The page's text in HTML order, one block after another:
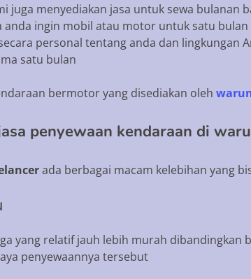
juga menyediakan jasa untuk sewa
anda ingin mobil atau motor untuk satu
personal tentang anda dan lingkungan
satu bulan
bermotor yang disediakan oleh
penyewaan kendaraan di
ada berbagai macam kelebihan yang
yang relatif jauh lebih murah dibandingkan
penyewaannya tersebut